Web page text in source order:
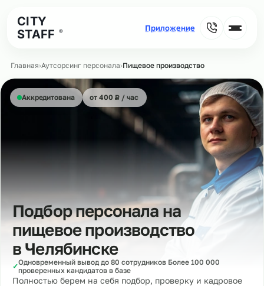
CITY
STAFF
®
Главная›Аутсорсинг персонала›Пищевое производство
Аккредитована от 400 ₽
Р/ час
Подбор персонала на
пищевое производство
в Челябинске
✓Одновременный вывод до 80 сотрудников Более 100 000
проверенных кандидатов в базе
Полностью берем на себя подбор, проверку и кадровое